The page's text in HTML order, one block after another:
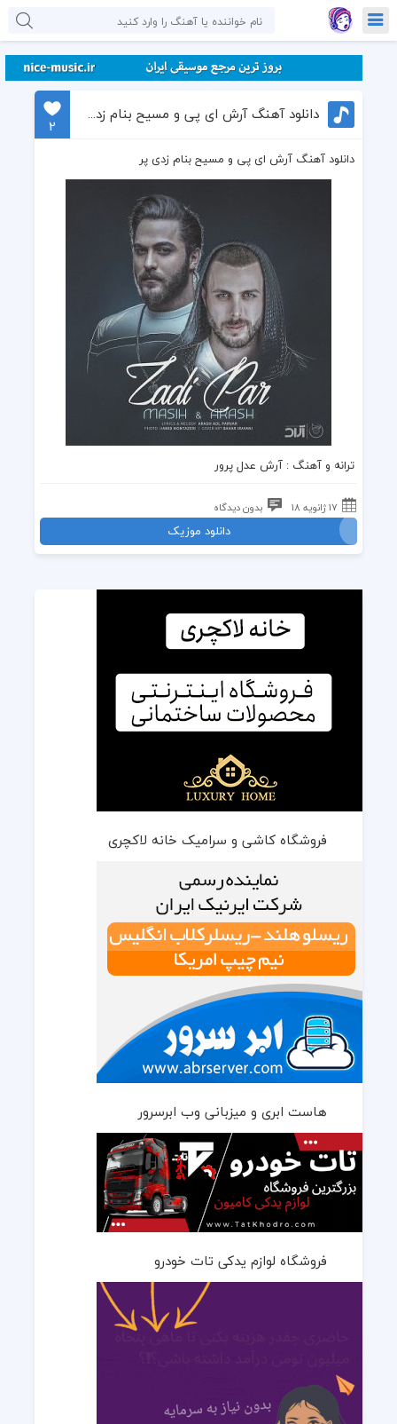
دانلود آهنگ آرش ای پی و مسیح بنام زدی پر
2
دانلود آهنگ آرش ای پی و مسیح بنام زدی پر
ترانه وآهنگ : آرش عدل پرور
17 ژانویه 18 بدون دیدگاه
دانلود موزیک
فروشگاه کاشی و سرامیک خانه لاکچری
هاست ابری و میزبانی وب ابرسرور
فروشگاه لوازم یدکی تات خودرو